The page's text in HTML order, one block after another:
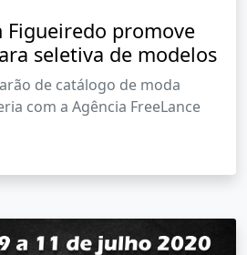
Figueiredo promove
seletiva de modelos
de catálogo de moda
com a Agência FreeLance